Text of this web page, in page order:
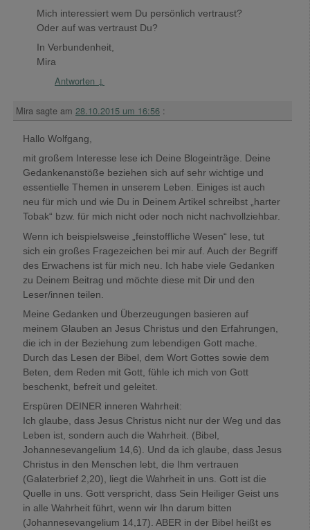
Mich interessiert wem Du persönlich vertraust?
Oder auf was vertraust Du?
In Verbundenheit,
Mira
Antworten ↓
Mira sagte am 28.10.2015 um 16:56 :
Hallo Wolfgang,
mit großem Interesse lese ich Deine Blogeinträge. Deine
Gedankenanstöße beziehen sich auf sehr wichtige und
essentielle Themen in unserem Leben. Einiges ist auch
neu für mich und wie Du in Deinem Artikel schreibst „harter
Tobak“ bzw. für mich nicht oder noch nicht nachvollziehbar.
Wenn ich beispielsweise „feinstoffliche Wesen“ lese, tut
sich ein großes Fragezeichen bei mir auf. Auch der Begriff
des Erwachens ist für mich neu. Ich habe viele Gedanken
zu Deinem Beitrag und möchte diese mit Dir und den
Leser/innen teilen.
Meine Gedanken und Überzeugungen basieren auf
meinem Glauben an Jesus Christus und den Erfahrungen,
die ich in der Beziehung zum lebendigen Gott mache.
Durch das Lesen der Bibel, dem Wort Gottes sowie dem
Beten, dem Reden mit Gott, fühle ich mich von Gott
beschenkt, befreit und geleitet.
Erspüren DEINER inneren Wahrheit:
Ich glaube, dass Jesus Christus nicht nur der Weg und das
Leben ist, sondern auch die Wahrheit. (Bibel,
Johannesevangelium 14,6). Und da ich glaube, dass Jesus
Christus in den Menschen lebt, die Ihm vertrauen
(Galaterbrief 2,20), liegt die Wahrheit in uns. Gott ist die
Quelle in uns. Gott verspricht, dass Sein Heiliger Geist uns
in alle Wahrheit führt, wenn wir Ihn darum bitten
(Johannesevangelium 14,17). ABER in der Bibel heißt es